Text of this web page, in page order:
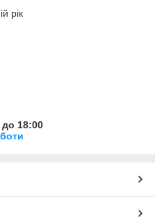
рік
до 18:00